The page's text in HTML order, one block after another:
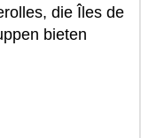
die Îles de
bieten